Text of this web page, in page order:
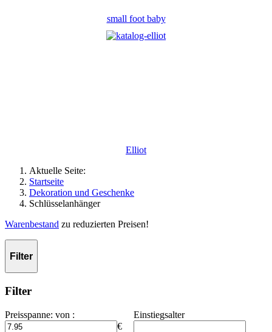
small foot baby
Elliot
Aktuelle Seite:
Startseite
Dekoration und Geschenke
Schlüsselanhänger
Warenbestand zu reduzierten Preisen!
Filter
Filter
Preisspanne: von :
€
Einstiegsalter